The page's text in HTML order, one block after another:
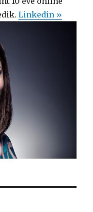
Linkedin »